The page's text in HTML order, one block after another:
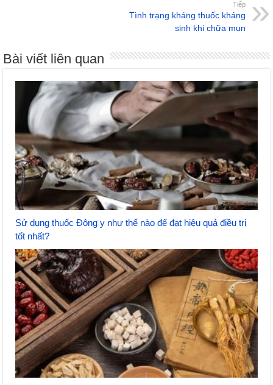
Tiếp
Tình trạng kháng thuốc kháng
sinh khi chữa mụn
Bài viết liên quan
Sử dụng thuốc Đông y như thế nào để đạt hiệu quả điều trị
tốt nhất?